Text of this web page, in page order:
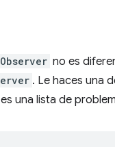
no es
. Le haces una
una lista de